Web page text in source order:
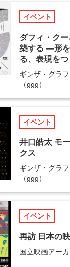
イベント
ダフィ・ク
築する ―形を
る、表現を
ギンザ・グラ
（ggg）
イベント
井口皓太 モ
クス
ギンザ・グラ
（ggg）
イベント
再訪 日本の
国立映画アー